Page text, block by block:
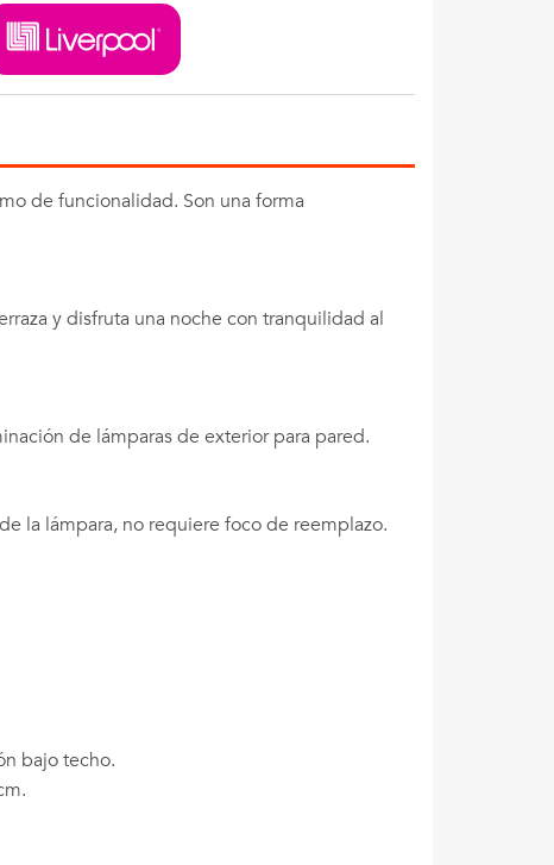
de funcionalidad. Son una forma
y disfruta una noche con tranquilidad al
de lámparas de exterior para pared.
la lámpara, no requiere foco de reemplazo.
bajo techo.